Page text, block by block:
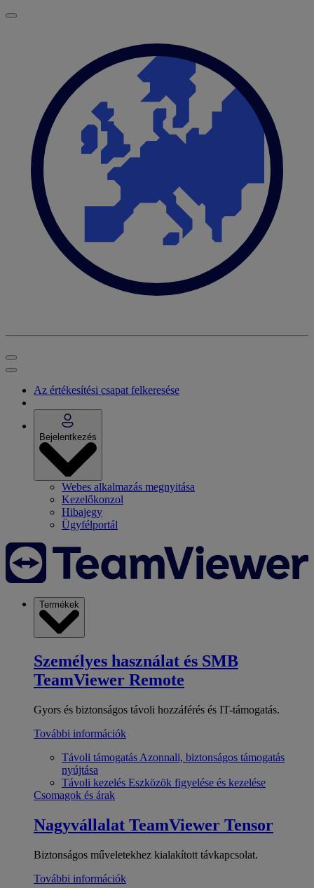
Az értékesítési csapat felkeresése
Bejelentkezés
Webes alkalmazás megnyitása
Kezelőkonzol
Hibajegy
Ügyfélportál
Termékek
Személyes használat és SMB
TeamViewer Remote
Gyors és biztonságos távoli hozzáférés és IT-támogatás.
További információk
Távoli támogatás Azonnali, biztonságos támogatás
nyújtása
Távoli kezelés Eszközök figyelése és kezelése
Csomagok és árak
Nagyvállalat TeamViewer Tensor
Biztonságos műveletekhez kialakított távkapcsolat.
További információk